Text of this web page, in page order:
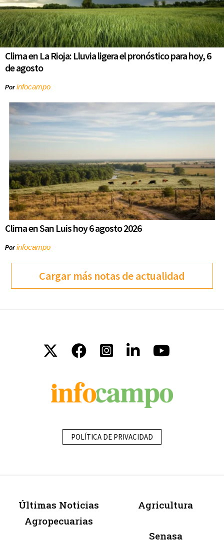
Clima en La Rioja: Lluvia ligera el pronóstico para hoy, 6
de agosto
Porinfocampo
Clima en San Luis hoy 6 agosto 2026
Porinfocampo
Cargar más notas de actualidad
POLÍTICA DE PRIVACIDAD
Últimas Noticias
Agropecuarias
Agricultura
Senasa